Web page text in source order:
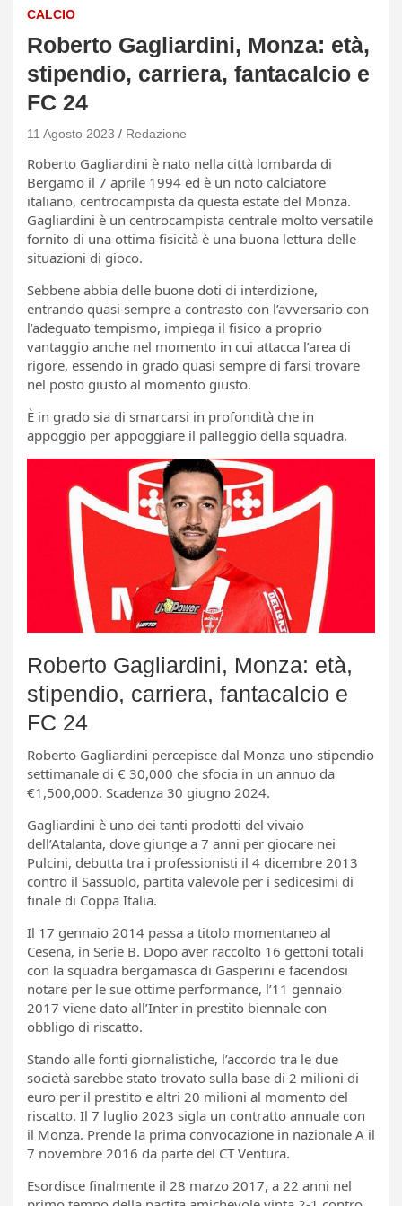
CALCIO
Roberto Gagliardini, Monza: età,
stipendio, carriera, fantacalcio e
FC 24
11 Agosto 2023 Redazione
Roberto Gagliardini è nato nella città lombarda di
Bergamo il 7 aprile 1994 ed è un noto calciatore
italiano, centrocampista da questa estate del Monza.
Gagliardini è un centrocampista centrale molto versatile
fornito di una ottima fisicità è una buona lettura delle
situazioni di gioco.
Sebbene abbia delle buone doti di interdizione,
entrando quasi sempre a contrasto con l’avversario con
l’adeguato tempismo, impiega il fisico a proprio
vantaggio anche nel momento in cui attacca l’area di
rigore, essendo in grado quasi sempre di farsi trovare
nel posto giusto al momento giusto.
È in grado sia di smarcarsi in profondità che in
appoggio per appoggiare il palleggio della squadra.
Roberto Gagliardini, Monza: età,
stipendio, carriera, fantacalcio e
FC 24
Roberto Gagliardini percepisce dal Monza uno stipendio
settimanale di € 30,000 che sfocia in un annuo da
€1,500,000. Scadenza 30 giugno 2024.
Gagliardini è uno dei tanti prodotti del vivaio
dell’Atalanta, dove giunge a 7 anni per giocare nei
Pulcini, debutta tra i professionisti il 4 dicembre 2013
contro il Sassuolo, partita valevole per i sedicesimi di
finale di Coppa Italia.
Il 17 gennaio 2014 passa a titolo momentaneo al
Cesena, in Serie B. Dopo aver raccolto 16 gettoni totali
con la squadra bergamasca di Gasperini e facendosi
notare per le sue ottime performance, l’11 gennaio
2017 viene dato all’Inter in prestito biennale con
obbligo di riscatto.
Stando alle fonti giornalistiche, l’accordo tra le due
società sarebbe stato trovato sulla base di 2 milioni di
euro per il prestito e altri 20 milioni al momento del
riscatto. Il 7 luglio 2023 sigla un contratto annuale con
il Monza. Prende la prima convocazione in nazionale A il
7 novembre 2016 da parte del CT Ventura.
Esordisce finalmente il 28 marzo 2017, a 22 anni nel